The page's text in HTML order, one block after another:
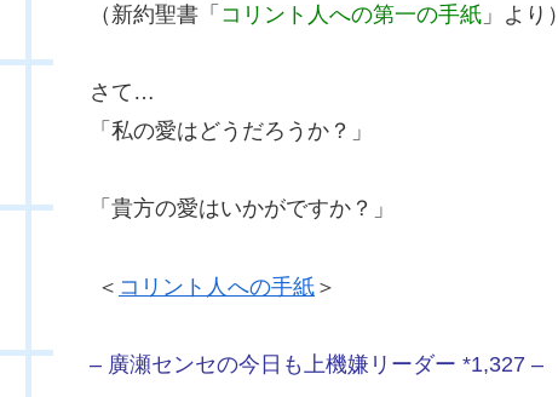
（新約聖書「 コリント人への第一の手紙 」より）
さて…
「私の愛はどうだろうか？」
「貴方の愛はいかがですか？」
＜ コリント人への手紙 ＞
– 廣瀬センセの今日も上機嫌リーダー *1,327 –